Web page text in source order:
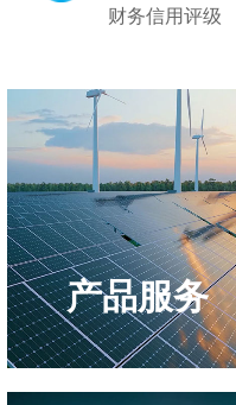
财务信用评级
产品服务